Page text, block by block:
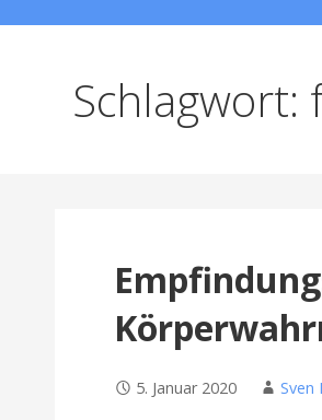
Schlagwort:
5. Januar 2020 Sven